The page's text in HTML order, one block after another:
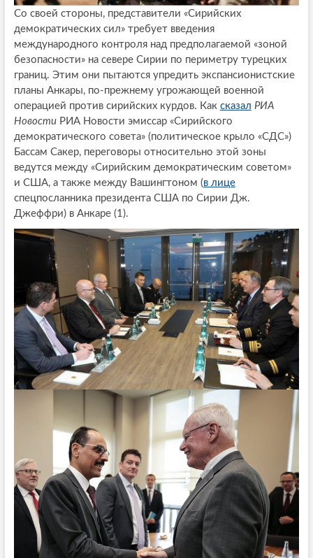
Со своей стороны, представители «Сирийских
демократических сил» требует введения
международного контроля над предполагаемой «зоной
безопасности» на севере Сирии по периметру турецких
границ. Этим они пытаются упредить экспансионистские
планы Анкары, по-прежнему угрожающей военной
операцией против сирийских курдов. Как сказал РИА
НовостиРИА Новости эмиссар «Сирийского
демократического совета» (политическое крыло «СДС»)
Бассам Сакер, переговоры относительно этой зоны
ведутся между «Сирийским демократическим советом»
и США, а также между Вашингтоном (в лице
спецпосланника президента США по Сирии Дж.
Джеффри) в Анкаре (1).